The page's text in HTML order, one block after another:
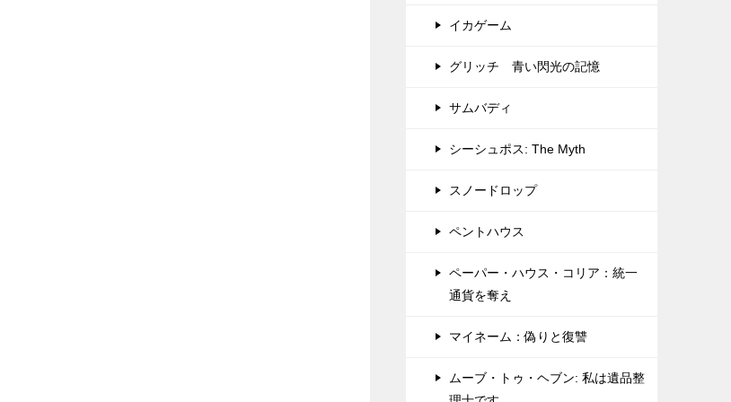
イカゲーム
グリッチ 青い閃光の記憶
サムバディ
シーシュポス: The Myth
スノードロップ
ペントハウス
ペーパー・ハウス・コリア：統一
通貨を奪え
マイネーム：偽りと復讐
ムーブ・トゥ・ヘブン: 私は遺品整